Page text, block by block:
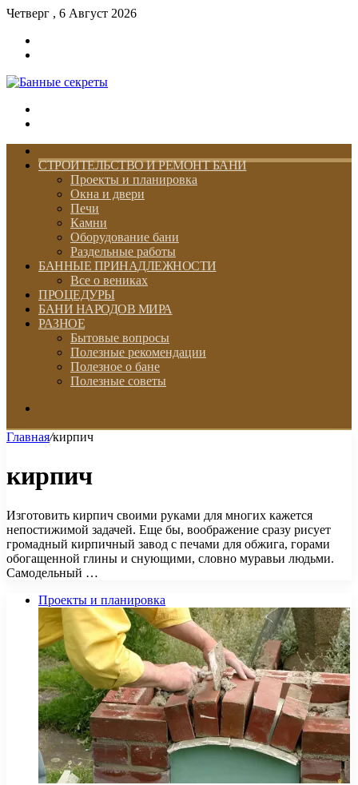
Четверг , 6 Август 2026
СТРОИТЕЛЬСТВО И РЕМОНТ БАНИ
Проекты и планировка
Окна и двери
Печи
Камни
Оборудование бани
Раздельные работы
БАННЫЕ ПРИНАДЛЕЖНОСТИ
Все о вениках
ПРОЦЕДУРЫ
БАНИ НАРОДОВ МИРА
РАЗНОЕ
Бытовые вопросы
Полезные рекомендации
Полезное о бане
Полезные советы
Главная/кирпич
кирпич
Изготовить кирпич своими руками для многих кажется
непостижимой задачей. Еще бы, воображение сразу рисует
громадный кирпичный завод с печами для обжига, горами
обогащенной глины и снующими, словно муравьи людьми.
Самодельный …
Проекты и планировка